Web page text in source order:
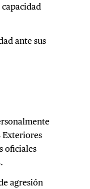
ante sus
Exteriores
oficiales
agresión